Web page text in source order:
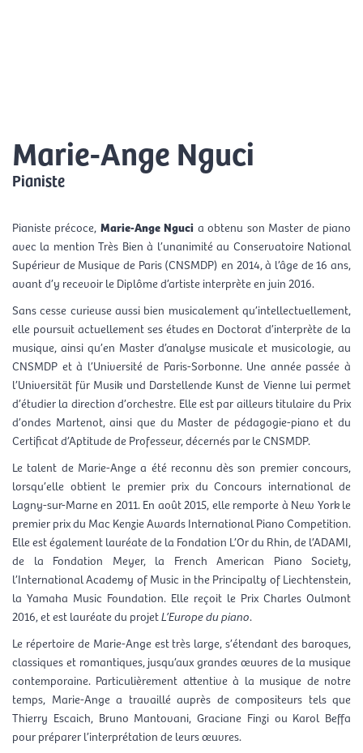
Marie-Ange Nguci
Pianiste
Pianiste précoce, Marie-Ange Nguci a obtenu son Master de piano
avec la mention Très Bien à l’unanimité au Conservatoire National
Supérieur de Musique de Paris (CNSMDP) en 2014, à l’âge de 16 ans,
avant d’y recevoir le Diplôme d’artiste interprète en juin 2016.
Sans cesse curieuse aussi bien musicalement qu’intellectuellement,
elle poursuit actuellement ses études en Doctorat d’interprète de la
musique, ainsi qu’en Master d’analyse musicale et musicologie, au
CNSMDP et à l’Université de Paris-Sorbonne. Une année passée à
l’Universität für Musik und Darstellende Kunst de Vienne lui permet
d’étudier la direction d’orchestre. Elle est par ailleurs titulaire du Prix
d’ondes Martenot, ainsi que du Master de pédagogie-piano et du
Certificat d’Aptitude de Professeur, décernés par le CNSMDP.
Le talent de Marie-Ange a été reconnu dès son premier concours,
lorsqu’elle obtient le premier prix du Concours international de
Lagny-sur-Marne en 2011. En août 2015, elle remporte à New York le
premier prix du Mac Kenzie Awards International Piano Competition.
Elle est également lauréate de la Fondation L’Or du Rhin, de l’ADAMI,
de la Fondation Meyer, la French American Piano Society,
l’International Academy of Music in the Principalty of Liechtenstein,
la Yamaha Music Foundation. Elle reçoit le Prix Charles Oulmont
2016, et est lauréate du projetL’Europe du piano.
Le répertoire de Marie-Ange est très large, s’étendant des baroques,
classiques et romantiques, jusqu’aux grandes œuvres de la musique
contemporaine. Particulièrement attentive à la musique de notre
temps, Marie-Ange a travaillé auprès de compositeurs tels que
Thierry Escaich, Bruno Mantovani, Graciane Finzi ou Karol Beffa
pour préparer l’interprétation de leurs œuvres.